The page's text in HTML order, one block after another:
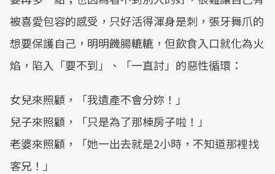
被喜愛包容的感受，只好活得渾身是刺，張牙舞爪的
想要保護自己，明明饑腸轆轆，但飲食入口就化為火
焰，陷入「要不到」、「一直討」的惡性循環：
女兒來照顧，「我遺產不會分妳！」
兒子來照顧，「只是為了那棟房子啦！」
老婆來照顧，「她一出去就是2小時，不知道那裡找
客兄！」